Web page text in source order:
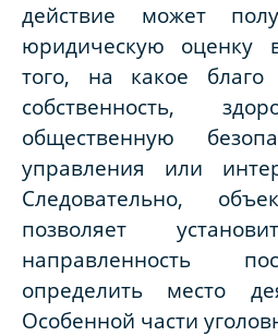
действие может
юридическую оценку
того, на какое благо
собственность,
общественную
управления или
Следовательно,
позволяет
направленность
определить место
Особенной части